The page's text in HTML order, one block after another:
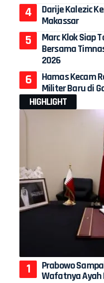
Darije Kalezic
Makassar
Marc Klok Siap
Bersama
2026
Hamas Kecam
Militer Baru di
HIGHLIGHT
Prabowo
Wafatnya Ayah